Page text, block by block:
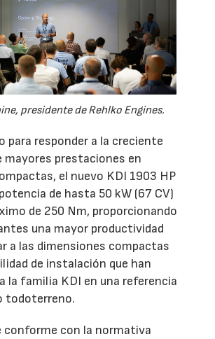
presidente de Rehlko Engines.
para responder a la creciente
mayores prestaciones en
el nuevo KDI 1903 HP
de hasta 50 kW (67 CV)
de 250 Nm, proporcionando
una mayor productividad
a las dimensiones compactas
de instalación que han
la familia KDI en una referencia
todoterreno.
conforme con la normativa